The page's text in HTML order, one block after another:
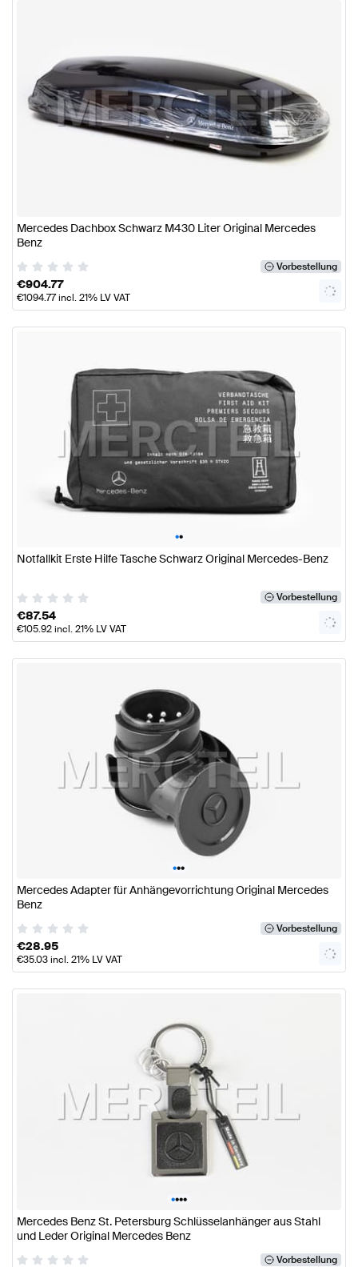
Mercedes Dachbox Schwarz M430 Liter Original Mercedes
Benz
Vorbestellung
€904.77
€1094.77incl. 21% LV VAT
••
Notfallkit Erste Hilfe Tasche Schwarz Original Mercedes-Benz
Vorbestellung
€87.54
€105.92incl. 21% LV VAT
•••
Mercedes Adapter für Anhängevorrichtung Original Mercedes
Benz
Vorbestellung
€28.95
€35.03incl. 21% LV VAT
••••
Mercedes Benz St. Petersburg Schlüsselanhänger aus Stahl
und Leder Original Mercedes Benz
Vorbestellung